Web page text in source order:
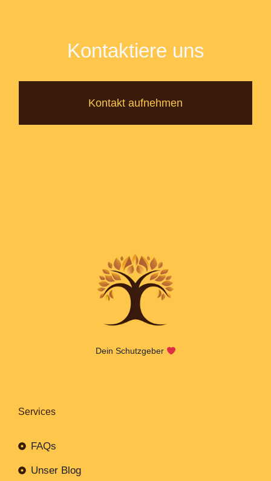
Kontaktiere uns
Kontakt aufnehmen
Dein Schutzgeber
Services
FAQs
Unser Blog